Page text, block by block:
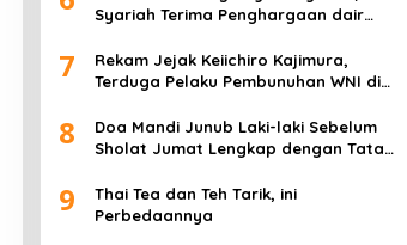
Syariah Terima Penghargaan dair
7
Rekam Jejak Keiichiro Kajimura,
Terduga Pelaku Pembunuhan WNI di
8
Doa Mandi Junub Laki-laki Sebelum
Sholat Jumat Lengkap dengan Tata
9
Thai Tea dan Teh Tarik, ini
Perbedaannya